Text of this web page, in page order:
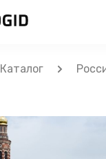
Каталог